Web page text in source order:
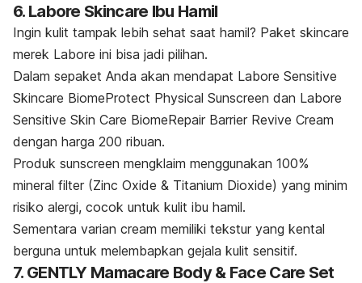
6. Labore Skincare Ibu Hamil
Ingin kulit tampak lebih sehat saat hamil? Paket skincare
merek Labore ini bisa jadi pilihan.
Dalam sepaket Anda akan mendapat Labore Sensitive
Skincare BiomeProtect Physical Sunscreen dan Labore
Sensitive Skin Care BiomeRepair Barrier Revive Cream
dengan harga 200 ribuan.
Produk sunscreen mengklaim menggunakan 100%
mineral filter (Zinc Oxide & Titanium Dioxide) yang minim
risiko alergi, cocok untuk kulit ibu hamil.
Sementara varian cream memiliki tekstur yang kental
berguna untuk melembapkan gejala kulit sensitif.
7. GENTLY Mamacare Body & Face Care Set